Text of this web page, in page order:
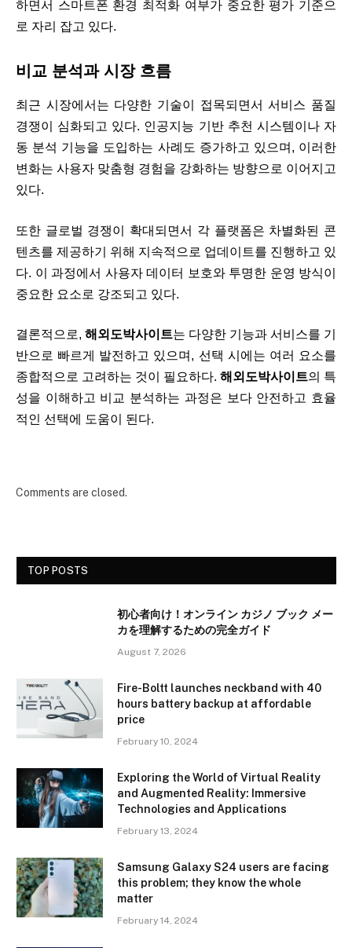
하면서 스마트폰 환경 최적화 여부가 중요한 평가 기준으
로 자리 잡고 있다.
비교 분석과 시장 흐름
최근 시장에서는 다양한 기술이 접목되면서 서비스 품질
경쟁이 심화되고 있다. 인공지능 기반 추천 시스템이나 자
동 분석 기능을 도입하는 사례도 증가하고 있으며, 이러한
변화는 사용자 맞춤형 경험을 강화하는 방향으로 이어지고
있다.
또한 글로벌 경쟁이 확대되면서 각 플랫폼은 차별화된 콘
텐츠를 제공하기 위해 지속적으로 업데이트를 진행하고 있
다. 이 과정에서 사용자 데이터 보호와 투명한 운영 방식이
중요한 요소로 강조되고 있다.
결론적으로, 해외도박사이트는 다양한 기능과 서비스를 기
반으로 빠르게 발전하고 있으며, 선택 시에는 여러 요소를
종합적으로 고려하는 것이 필요하다. 해외도박사이트의 특
성을 이해하고 비교 분석하는 과정은 보다 안전하고 효율
적인 선택에 도움이 된다.
Comments are closed.
TOP POSTS
初心者向け！オンライン カジノ ブック メー
カを理解するための完全ガイド
August 7, 2026
Fire-Boltt launches neckband with 40
hours battery backup at affordable
price
February 10, 2024
Exploring the World of Virtual Reality
and Augmented Reality: Immersive
Technologies and Applications
February 13, 2024
Samsung Galaxy S24 users are facing
this problem; they know the whole
matter
February 14, 2024